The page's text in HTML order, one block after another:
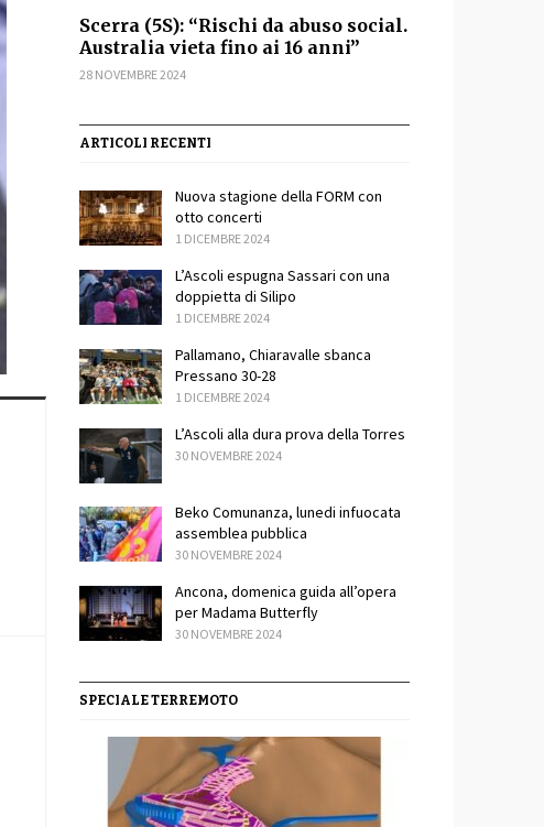
Scerra (5S): “Rischi da abuso social.
Australia vieta fino ai 16 anni”
28 NOVEMBRE 2024
ARTICOLI RECENTI
Nuova stagione della FORM con
otto concerti
1 DICEMBRE 2024
L’Ascoli espugna Sassari con una
doppietta di Silipo
1 DICEMBRE 2024
Pallamano, Chiaravalle sbanca
Pressano 30-28
1 DICEMBRE 2024
L’Ascoli alla dura prova della Torres
30 NOVEMBRE 2024
Beko Comunanza, lunedi infuocata
assemblea pubblica
30 NOVEMBRE 2024
Ancona, domenica guida all’opera
per Madama Butterfly
30 NOVEMBRE 2024
SPECIALE TERREMOTO